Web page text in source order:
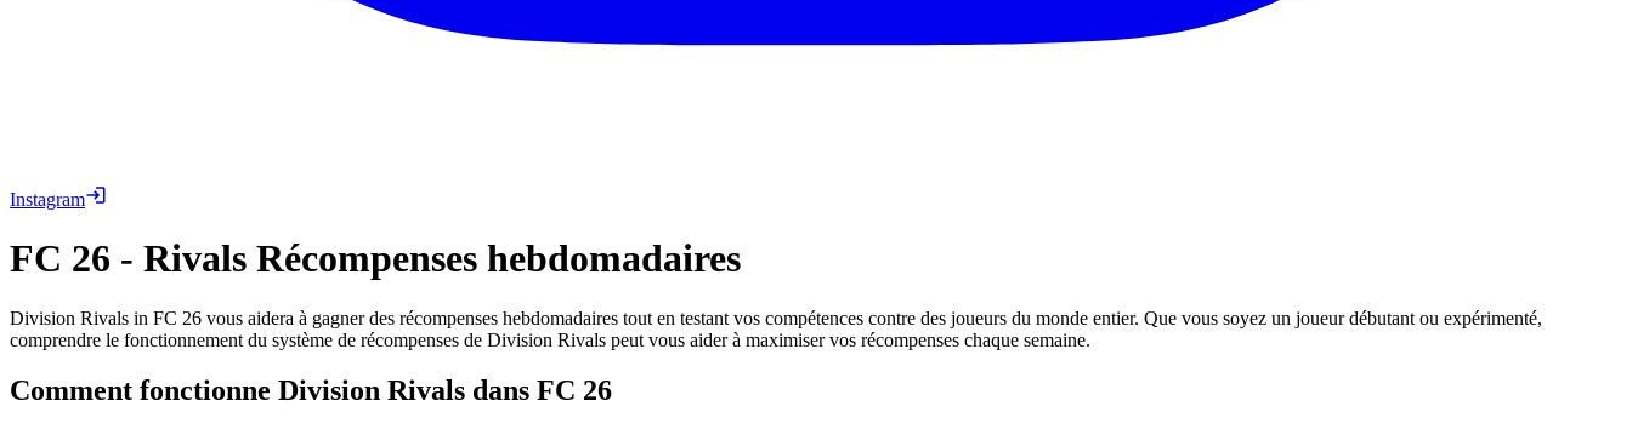
Instagram
FC 26 - Rivals Récompenses hebdomadaires
Division Rivals in FC 26 vous aidera à gagner des récompenses hebdomadaires tout en testant vos compétences contre des joueurs du monde entier. Que vous soyez un joueur débutant ou expérimenté,
comprendre le fonctionnement du système de récompenses de Division Rivals peut vous aider à maximiser vos récompenses chaque semaine.
Comment fonctionne Division Rivals dans FC 26